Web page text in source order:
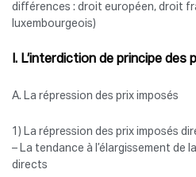
différences : droit européen, droit
luxembourgeois)
I. L’interdiction de principe des
A. La répression des prix imposés
1) La répression des prix imposés
– La tendance à l’élargissement de
directs